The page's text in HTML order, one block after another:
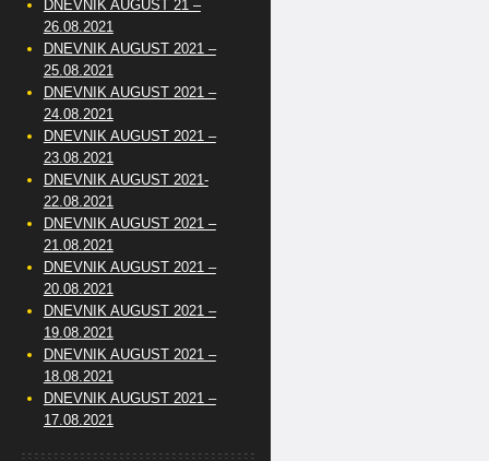
DNEVNIK AUGUST 21 –
26.08.2021
DNEVNIK AUGUST 2021 –
25.08.2021
DNEVNIK AUGUST 2021 –
24.08.2021
DNEVNIK AUGUST 2021 –
23.08.2021
DNEVNIK AUGUST 2021-
22.08.2021
DNEVNIK AUGUST 2021 –
21.08.2021
DNEVNIK AUGUST 2021 –
20.08.2021
DNEVNIK AUGUST 2021 –
19.08.2021
DNEVNIK AUGUST 2021 –
18.08.2021
DNEVNIK AUGUST 2021 –
17.08.2021